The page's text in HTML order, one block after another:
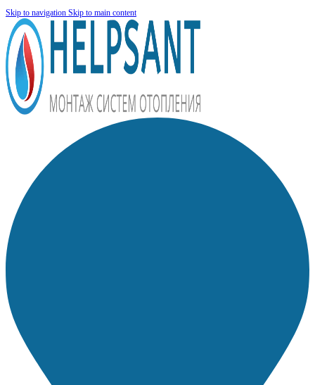
Skip to navigation Skip to main content